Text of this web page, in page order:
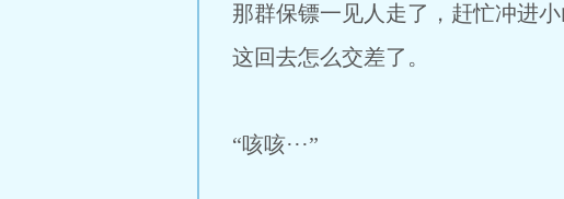
那群保镖一见人走了，赶忙冲进
这回去怎么交差了。
“咳咳···”